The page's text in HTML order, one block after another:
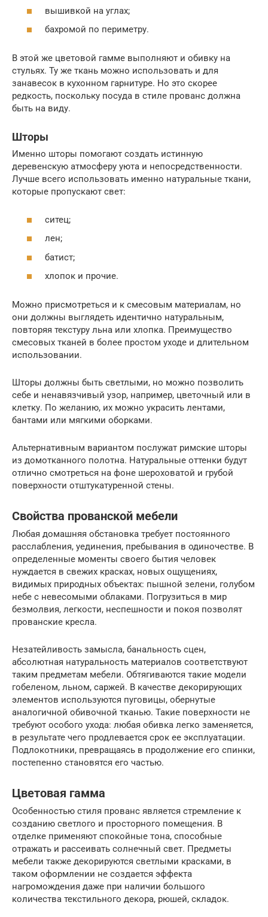
вышивкой на углах;
бахромой по периметру.
В этой же цветовой гамме выполняют и обивку на
стульях. Ту же ткань можно использовать и для
занавесок в кухонном гарнитуре. Но это скорее
редкость, поскольку посуда в стиле прованс должна
быть на виду.
Шторы
Именно шторы помогают создать истинную
деревенскую атмосферу уюта и непосредственности.
Лучше всего использовать именно натуральные ткани,
которые пропускают свет:
ситец;
лен;
батист;
хлопок и прочие.
Можно присмотреться и к смесовым материалам, но
они должны выглядеть идентично натуральным,
повторяя текстуру льна или хлопка. Преимущество
смесовых тканей в более простом уходе и длительном
использовании.
Шторы должны быть светлыми, но можно позволить
себе и ненавязчивый узор, например, цветочный или в
клетку. По желанию, их можно украсить лентами,
бантами или мягкими оборками.
Альтернативным вариантом послужат римские шторы
из домотканного полотна. Натуральные оттенки будут
отлично смотреться на фоне шероховатой и грубой
поверхности отштукатуренной стены.
Свойства прованской мебели
Любая домашняя обстановка требует постоянного
расслабления, уединения, пребывания в одиночестве. В
определенные моменты своего бытия человек
нуждается в свежих красках, новых ощущениях,
видимых природных объектах: пышной зелени, голубом
небе с невесомыми облаками. Погрузиться в мир
безмолвия, легкости, неспешности и покоя позволят
прованские кресла.
Незатейливость замысла, банальность сцен,
абсолютная натуральность материалов соответствуют
таким предметам мебели. Обтягиваются такие модели
гобеленом, льном, саржей. В качестве декорирующих
элементов используются пуговицы, обернутые
аналогичной обивочной тканью. Такие поверхности не
требуют особого ухода: любая обивка легко заменяется,
в результате чего продлевается срок ее эксплуатации.
Подлокотники, превращаясь в продолжение его спинки,
постепенно становятся его частью.
Цветовая гамма
Особенностью стиля прованс является стремление к
созданию светлого и просторного помещения. В
отделке применяют спокойные тона, способные
отражать и рассеивать солнечный свет. Предметы
мебели также декорируются светлыми красками, в
таком оформлении не создается эффекта
нагромождения даже при наличии большого
количества текстильного декора, рюшей, складок.